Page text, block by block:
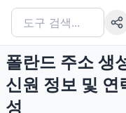
폴란드 주소 생
신원 정보 및 연
성